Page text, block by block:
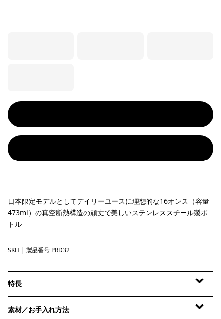
日本限定モデルとしてデイリーユースに理想的な16オンス（容量
473ml）の真空断熱構造の頑丈で美しいステンレススチール製ボ
トル
73 Skyline: Ink Black
SKLI | 製品番号 PRD32
特長
素材／お手入れ方法